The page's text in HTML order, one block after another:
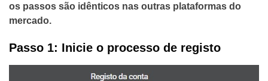
os passos são idênticos nas outras plataformas do
mercado.
Passo 1: Inicie o processo de registo